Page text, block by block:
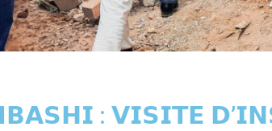
: 𝗩𝗜𝗦𝗜𝗧𝗘